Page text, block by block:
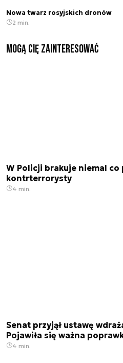
Nowa twarz rosyjskich dronów
2 min.
Mogą Cię zainteresować
W Policji brakuje niemal co
kontrterrorysty
4 min.
Senat przyjął ustawę
Pojawiła się ważna
4 min.